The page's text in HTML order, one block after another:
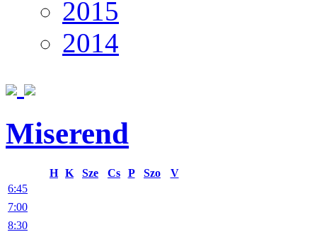
2015
2014
Miserend
H K Sze Cs P Szo
V
6:45
7:00
8:30